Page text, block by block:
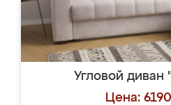
Угловой диван
Цена: